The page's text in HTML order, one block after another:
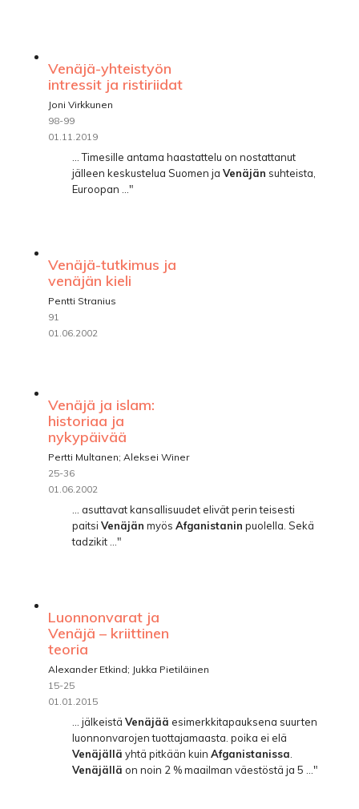
Venäjä-yhteistyön
intressit ja ristiriidat
Joni Virkkunen
98-99
01.11.2019
... Timesille antama haastattelu on nostattanut
jälleen keskustelua Suomen ja Venäjän suhteista,
Euroopan ..."
Venäjä-tutkimus ja
venäjän kieli
Pentti Stranius
91
01.06.2002
Venäjä ja islam:
historiaa ja
nykypäivää
Pertti Multanen; Aleksei Winer
25-36
01.06.2002
... asuttavat kansallisuudet elivät perin­ teisesti
paitsi Venäjän myös Afganistanin puolella. Sekä
tadzikit ..."
Luonnonvarat ja
Venäjä – kriittinen
teoria
Alexander Etkind; Jukka Pietiläinen
15-25
01.01.2015
... jälkeistä Venäjää esimerkkitapauksena suurten
luonnonvarojen tuottajamaasta. poika ei elä
Venäjällä yhtä pitkään kuin Afganistanissa
Venäjällä on noin 2 % maailman väestöstä ja 5 ..."